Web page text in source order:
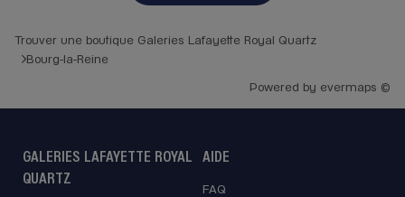
Trouver une boutique Galeries Lafayette Royal Quartz
Bourg-la-Reine
Powered by evermaps ©
GALERIES LAFAYETTE ROYAL
QUARTZ
AIDE
FAQ